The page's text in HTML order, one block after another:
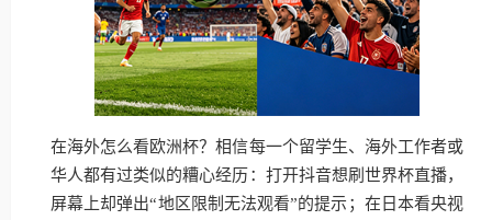
在海外怎么看欧洲杯？相信每一个留学生、海外工作者或
华人都有过类似的糟心经历：打开抖音想刷世界杯直播，
屏幕上却弹出“地区限制无法观看”的提示；在日本看央视